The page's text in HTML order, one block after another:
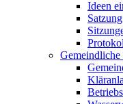
Ideen
Satzung